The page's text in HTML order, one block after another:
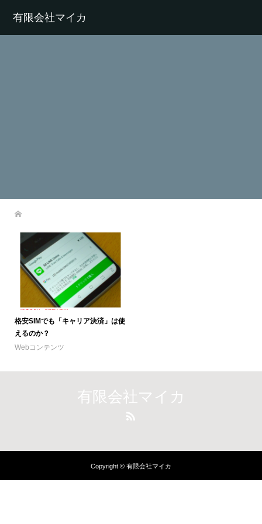
有限会社マイカ
格安SIMでも「キャリア決済」は使
えるのか？
Webコンテンツ
有限会社マイカ
Copyright © 有限会社マイカ